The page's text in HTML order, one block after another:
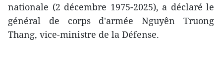
nationale (2 décembre 1975-2025), a déclaré le
général de corps d'armée Nguyên Truong
Thang, vice-ministre de la Défense.